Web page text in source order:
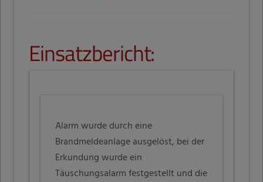
Einsatzbericht:
Alarm wurde durch eine
Brandmeldeanlage ausgelöst, bei der
Erkundung wurde ein
Täuschungsalarm festgestellt und die